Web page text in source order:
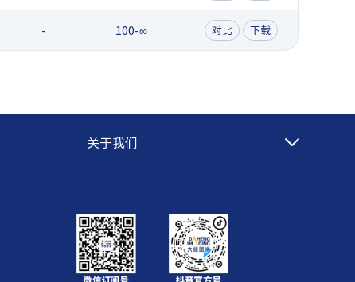
- 100-∞ 对比 下载
关于我们